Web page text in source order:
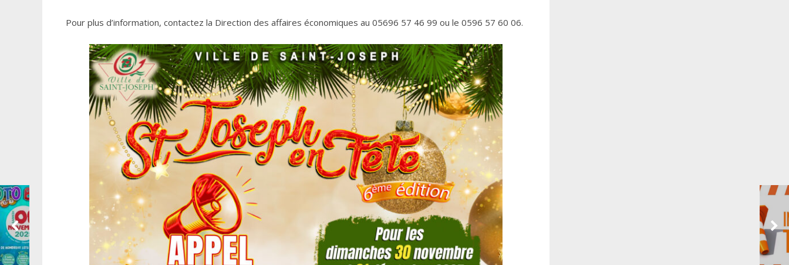
Pour plus d’information, contactez la Direction des affaires économiques au 05696 57 46 99 ou le 0596 57 60 06.